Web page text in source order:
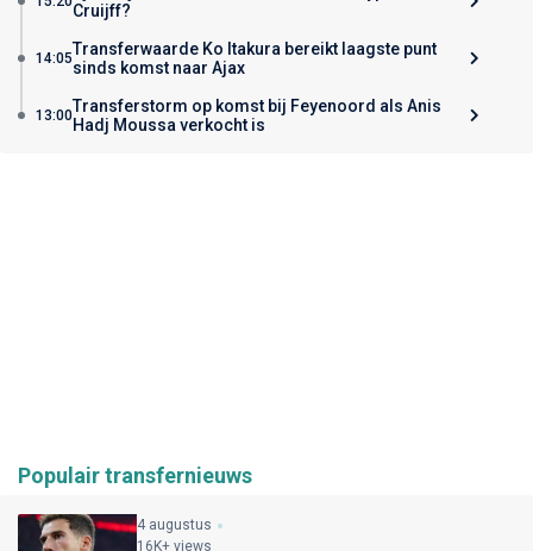
Cruijff?
14:05Transferwaarde Ko Itakura bereikt laagste punt
sinds komst naar Ajax
13:00Transferstorm op komst bij Feyenoord als Anis
Hadj Moussa verkocht is
Populair transfernieuws
4 augustus
16K+ views